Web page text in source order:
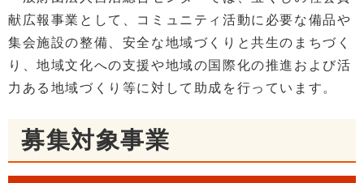
献広報事業として、コミュニティ活動に必要な備品や
集会施設の整備、安全な地域づくりと共生のまちづく
り、地域文化への支援や地域の国際化の推進および活
力ある地域づくり等に対して助成を行っています。
募集対象事業